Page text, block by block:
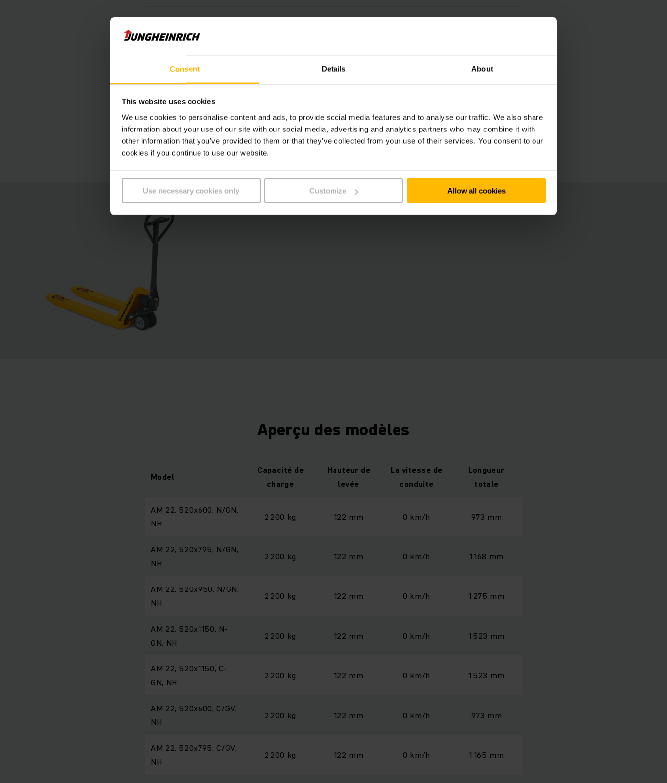
Consent Details About
This website uses cookies
We use cookies to personalise content and ads, to provide social media features and to analyse our traffic. We also share
information about your use of our site with our social media, advertising and analytics partners who may combine it with
other information that you’ve provided to them or that they’ve collected from your use of their services. You consent to our
cookies if you continue to use our website.
Use necessary cookies only Customize Allow all cookies
Stabilité et longévité maximales
Équipement individuel
Aperçu des modèles
Model
Capacité de
charge
Hauteur de
levée
La vitesse de
conduite
Longueur
totale
AM 22, 520x600, N/GN,
NH
2 200 kg 122 mm 0 km/h 973 mm
AM 22, 520x795, N/GN,
NH
2 200 kg 122 mm 0 km/h 1 168 mm
AM 22, 520x950, N/GN,
NH
2 200 kg 122 mm 0 km/h 1 275 mm
AM 22, 520x1150, N-
GN, NH
2 200 kg 122 mm 0 km/h 1 523 mm
AM 22, 520x1150, C-
GN, NH
2 200 kg 122 mm 0 km/h 1 523 mm
AM 22, 520x600, C/GV,
NH
2 200 kg 122 mm 0 km/h 973 mm
AM 22, 520x795, C/GV,
NH
2 200 kg 122 mm 0 km/h 1 165 mm